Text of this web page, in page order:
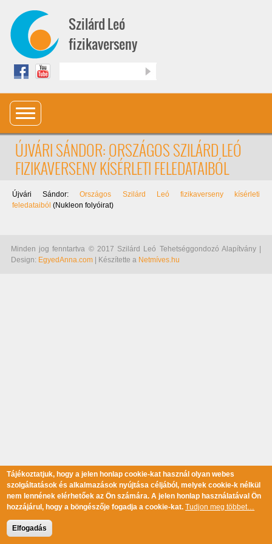
Szilárd Leó
fizikaverseny
ÚJVÁRI SÁNDOR: ORSZÁGOS SZILÁRD LEÓ
FIZIKAVERSENY KÍSÉRLETI FELEDATAIBÓL
Újvári Sándor:Országos Szilárd Leó fizikaverseny kísérleti
feledataiból (Nukleon folyóirat)
Minden jog fenntartva © 2017 Szilárd Leó Tehetséggondozó Alapítvány |
Design: EgyedAnna.com | Készítette a Netmíves.hu
Tájékoztatjuk, hogy a jelen honlap cookie-kat használ olyan webes
szolgáltatások és alkalmazások nyújtása céljából, melyek cookie-k nélkül
nem lennének elérhetőek az Ön számára. A jelen honlap használatával Ön
hozzájárul, hogy a böngészője fogadja a cookie-kat. Tudjon meg többet…
Elfogadás